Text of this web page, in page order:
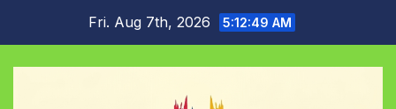
content
Fri. Aug 7th, 2026 5:12:50 AM